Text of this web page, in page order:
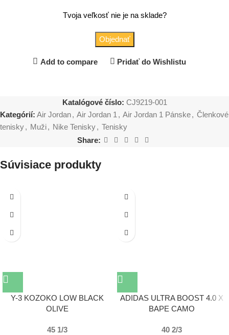
Tvoja veľkosť nie je na sklade?
Objednať
Add to compare Pridať do Wishlistu
Katalógové číslo: CJ9219-001
Kategórií: Air Jordan, Air Jordan 1 , Air Jordan 1 Pánske, Členkové
tenisky, Muži, Nike Tenisky, Tenisky
Share:
Súvisiace produkty
Y-3 KOZOKO LOW BLACK
OLIVE
45 1/3
ADIDAS ULTRA BOOST 4.0 X
BAPE CAMO
40 2/3